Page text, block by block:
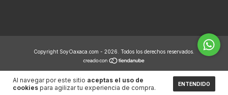
Al navegar por este sitio aceptas el uso de
cookies para agilizar tu experiencia de compra. ENTENDIDO
Copyright SoyOaxaca.com - 2026. Todos los derechos reservados.